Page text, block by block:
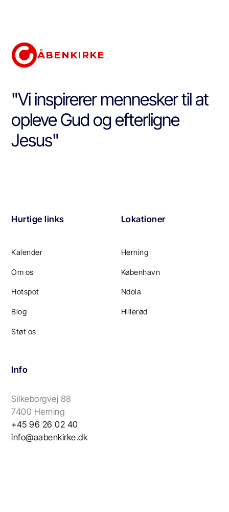
ÅBENKIRKE
"Vi inspirerer mennesker til at
opleve Gud og efterligne
Jesus"
Hurtige links
Kalender
Om os
Hotspot
Blog
Støt os
Lokationer
Herning
København
Ndola
Hillerød
Info
Silkeborgvej 88
7400 Herning
+45 96 26 02 40
info@aabenkirke.dk